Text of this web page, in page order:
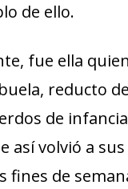
de ello.
fue ella
reducto
de
así volvió a
fines de